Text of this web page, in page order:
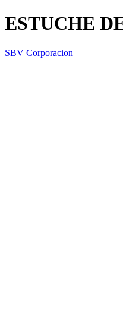
ESTUCHE
SBV Corporacion